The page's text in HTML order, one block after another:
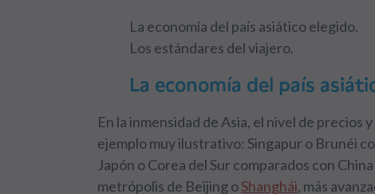
La economía del país asiático elegido.
Los estándares del viajero.
La economía del país
En la inmensidad de Asia, el nivel de precios
ejemplo muy ilustrativo: Singapur o Brunéi
Japón o Corea del Sur comparados con
metrópolis de Beijing oShanghái, más